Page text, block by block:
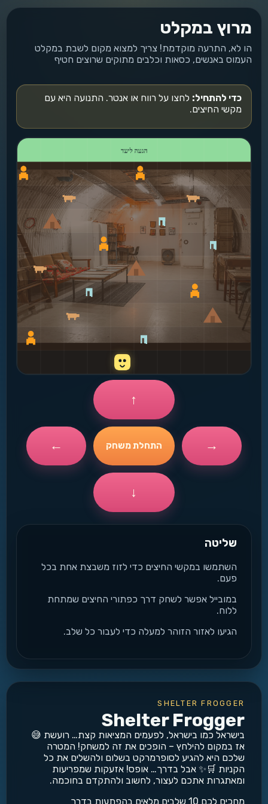
SHELTER FROGGER
Shelter Frogger
בישראל כמו בישראל, לפעמים המציאות קצת… רועשת 😅
אז במקום להילחץ – הופכים את זה למשחק! המטרה
שלכם היא להגיע לסופרמרקט בשלום ולהשלים את כל
הקניות 🛒✨ אבל בדרך… אופס! אזעקות שמפריעות
ומאתגרות אתכם לעצור, לחשוב ולהתקדם בחוכמה.
מחכים לכם 10 שלבים מלאים בהפתעות בדרך
מרוץ במקלט
הו לא, התרעה מוקדמת! צריך למצוא מקום לשבת במקלט
העמוס באנשים, כסאות וכלבים מתוקים שרוצים חטיף
כדי להתחיל: לחצו על רווח או אנטר. התנועה היא עם
מקשי החיצים.
↑
← התחלת משחק →
↓
שליטה
השתמשו במקשי החיצים כדי לזוז משבצת אחת בכל
פעם.
במובייל אפשר לשחק דרך כפתורי החיצים שמתחת
ללוח.
הגיעו לאזור הזוהר למעלה כדי לעבור כל שלב.